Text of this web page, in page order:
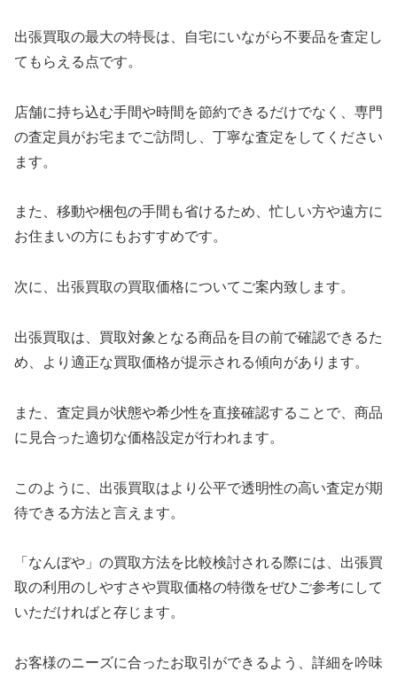
出張買取の最大の特長は、自宅にいながら不要品を査定し
てもらえる点です。
店舗に持ち込む手間や時間を節約できるだけでなく、専門
の査定員がお宅までご訪問し、丁寧な査定をしてください
ます。
また、移動や梱包の手間も省けるため、忙しい方や遠方に
お住まいの方にもおすすめです。
次に、出張買取の買取価格についてご案内致します。
出張買取は、買取対象となる商品を目の前で確認できるた
め、より適正な買取価格が提示される傾向があります。
また、査定員が状態や希少性を直接確認することで、商品
に見合った適切な価格設定が行われます。
このように、出張買取はより公平で透明性の高い査定が期
待できる方法と言えます。
「なんぼや」の買取方法を比較検討される際には、出張買
取の利用のしやすさや買取価格の特徴をぜひご参考にして
いただければと存じます。
お客様のニーズに合ったお取引ができるよう、詳細を吟味